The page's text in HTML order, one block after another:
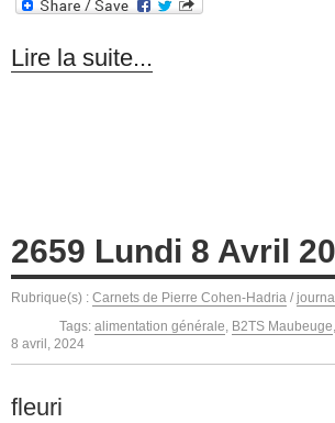
Lire la suite...
2659 Lundi 8 Avril
Rubrique(s) : Carnets de Pierre Cohen-Hadria /
Tags: alimentation générale, B2TS Maubeuge,
8 avril, 2024
fleuri